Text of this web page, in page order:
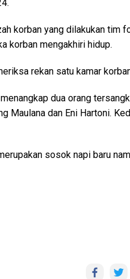
korban yang dilakukan tim
korban mengakhiri hidup.
rekan satu kamar
dua orang
Maulana dan Eni Hartoni.
sosok napi baru